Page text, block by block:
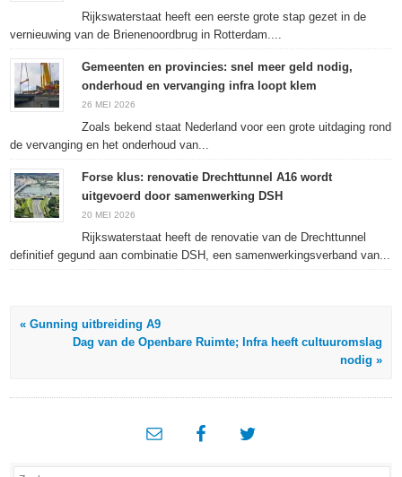
Rijkswaterstaat heeft een eerste grote stap gezet in de
vernieuwing van de Brienenoordbrug in Rotterdam....
Gemeenten en provincies: snel meer geld nodig,
onderhoud en vervanging infra loopt klem
26 MEI 2026
Zoals bekend staat Nederland voor een grote uitdaging rond
de vervanging en het onderhoud van...
Forse klus: renovatie Drechttunnel A16 wordt
uitgevoerd door samenwerking DSH
20 MEI 2026
Rijkswaterstaat heeft de renovatie van de Drechttunnel
definitief gegund aan combinatie DSH, een samenwerkingsverband van...
« Gunning uitbreiding A9
Dag van de Openbare Ruimte; Infra heeft cultuuromslag
nodig »